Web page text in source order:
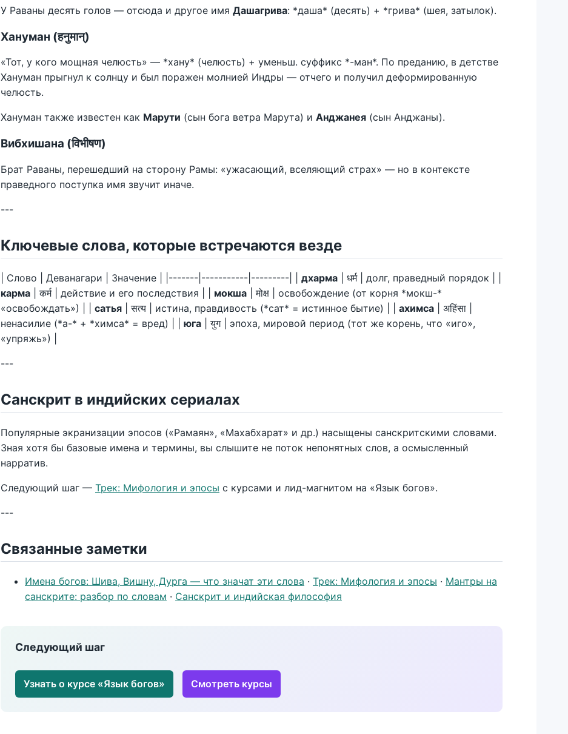
У Раваны десять голов — отсюда и другое имя Дашагрива: *даша* (десять) + *грива* (шея, затылок).
Хануман (हनुमान्)
«Тот, у кого мощная челюсть» — *хану* (челюсть) + уменьш. суффикс *-ман*. По преданию, в детстве
Хануман прыгнул к солнцу и был поражен молнией Индры — отчего и получил деформированную
челюсть.
Хануман также известен как Марути (сын бога ветра Марута) и Анджанея (сын Анджаны).
Вибхишана (विभीषण)
Брат Раваны, перешедший на сторону Рамы: «ужасающий, вселяющий страх» — но в контексте
праведного поступка имя звучит иначе.
---
Ключевые слова, которые встречаются везде
| Слово | Деванагари | Значение | |-------|-----------|---------| | дхарма | धर्म | долг, праведный порядок | |
карма | कर्म | действие и его последствия | | мокша | मोक्ष | освобождение (от корня *мокш-*
«освобождать») | | сатья | सत्य | истина, правдивость (*сат* = истинное бытие) | | ахимса | अहिंसा |
ненасилие (*а-* + *химса* = вред) | | юга | युग | эпоха, мировой период (тот же корень, что «иго»,
«упряжь») |
---
Санскрит в индийских сериалах
Популярные экранизации эпосов («Рамаян», «Махабхарат» и др.) насыщены санскритскими словами.
Зная хотя бы базовые имена и термины, вы слышите не поток непонятных слов, а осмысленный
нарратив.
Следующий шаг — Трек: Мифология и эпосы с курсами и лид-магнитом на «Язык богов».
---
Связанные заметки
Имена богов: Шива, Вишну, Дурга — что значат эти слова · Трек: Мифология и эпосы · Мантры на
санскрите: разбор по словам · Санскрит и индийская философия
Следующий шаг
Узнать о курсе «Язык богов» Смотреть курсы